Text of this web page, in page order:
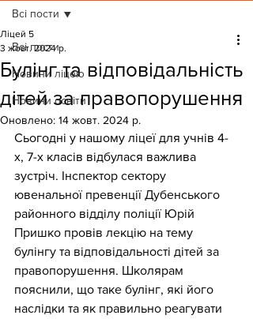
Всі пости
Новини ліцею
Новини освіти
Всі пости
Булінг та відповідальність
дітей за правопорушення
Ліцей 5
3 жовт. 2024 р.
Оновлено: 14 жовт. 2024 р.
Сьогодні у нашому ліцеї для учнів 4-
х, 7-х класів відбулася важлива
зустріч. Інспектор сектору
ювенальної превенції Дубенського
районного відділу поліції Юрій
Пришко провів лекцію на тему
булінгу та відповідальності дітей за
правопорушення. Школярам
пояснили, що таке булінг, які його
наслідки та як правильно реагувати